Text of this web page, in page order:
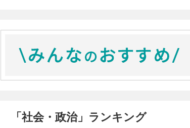
恋愛賛美、民族意識の高揚、中世への憧憬といった特
大なり小なりロマン主義の影響を受けている。とり
・ポピュリストは、必然的に独裁を志向せざるを得な
いからである。当然のことながら、その人物には、多
人物攻撃になる。人民対人民の敵という二分法を設定
くして、多くの人々が確かに改革は必要だといった形
主制を利用して伸ばしているからである。
「社会・政治」ランキング